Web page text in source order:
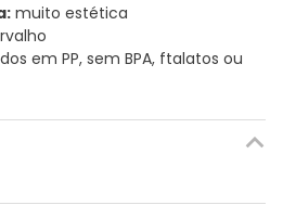
muito estética
em PP, sem BPA, ftalatos ou